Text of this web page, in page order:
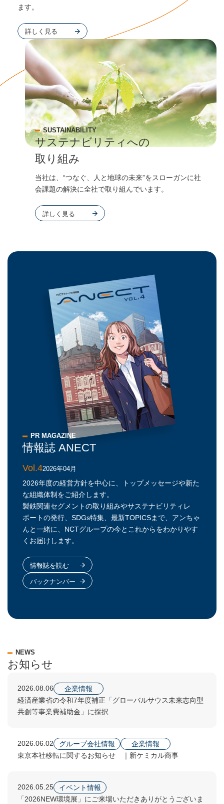
ます。
詳しく見る
SUSTAINABILITY
サステナビリティへの
取り組み
当社は、“つなぐ、人と地球の未来”をスローガンに社
会課題の解決に全社で取り組んでいます。
詳しく見る
PR MAGAZINE
情報誌 ANECT
Vol.42026年04月
2026年度の経営方針を中心に、トップメッセージや新た
な組織体制をご紹介します。
製鉄関連セグメントの取り組みやサステナビリティレ
ポートの発行、SDGs特集、最新TOPICSまで、アンちゃ
んと一緒に、NCTグループの今とこれからをわかりやす
くお届けします。
情報誌を読む
バックナンバー
NEWS
お知らせ
2026.08.06
企業情報
経済産業省の令和7年度補正「グローバルサウス未来志向型
共創等事業費補助金」に採択
2026.06.02 グループ会社情報
企業情報
東京本社移転に関するお知らせ ｜新ケミカル商事
2026.05.25
イベント情報
「2026NEW環境展」にご来場いただきありがとうございま